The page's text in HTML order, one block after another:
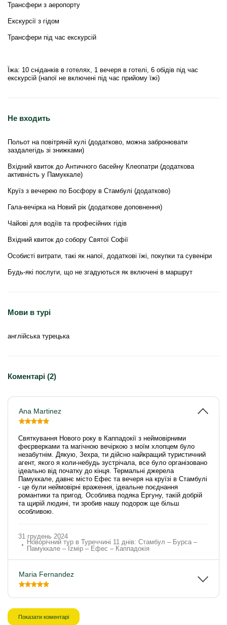
Трансфери з аеропорту
Екскурсії з гідом
Трансфери під час екскурсій
Їжа: 10 сніданків в готелях, 1 вечеря в готелі, 6 обідів під час
екскурсій (напої не включені під час прийому їжі)
Не входить
Польот на повітряній кулі (додатково, можна забронювати
заздалегідь зі знижками)
Вхідний квиток до Античного басейну Клеопатри (додаткова
активність у Памуккале)
Круїз з вечерею по Босфору в Стамбулі (додатково)
Гала-вечірка на Новий рік (додаткове доповнення)
Чайові для водіїв та професійних гідів
Вхідний квиток до собору Святої Софії
Особисті витрати, такі як напої, додаткові їжі, покупки та сувеніри
Будь-які послуги, що не згадуються як включені в маршрут
Мови в турі
англійська турецька
Коментарі (2)
Ana Martinez
Святкування Нового року в Каппадокії з неймовірними
феєрверками та магічною вечіркою з моїм хлопцем було
незабутнім. Дякую, Зехра, ти дійсно найкращий туристичний
агент, якого я коли-небудь зустрічала, все було організовано
ідеально від початку до кінця. Термальні джерела
Памуккале, давнє місто Ефес та вечеря на круїзі в Стамбулі
- це були неймовірні враження, ідеальне поєднання
романтики та пригод. Особлива подяка Ергуну, такій добрій
та щирій людині, ти зробив нашу подорож ще більш
особливою.
31 грудень 2024
Новорічний тур в Туреччині 11 днів: Стамбул – Бурса –
Памуккале – İzмір – Ефес – Каппадокія
Maria Fernandez
Показати коментарі